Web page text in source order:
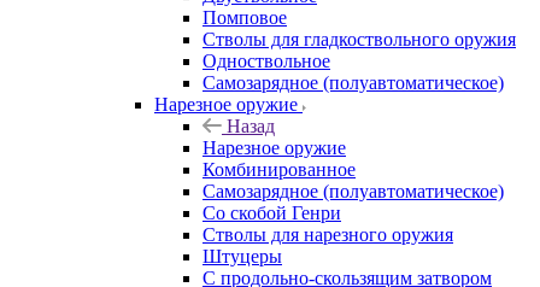
Помповое
Стволы для гладкоствольного оружия
Одноствольное
Самозарядное (полуавтоматическое)
Нарезное оружие
Назад
Нарезное оружие
Комбинированное
Самозарядное (полуавтоматическое)
Со скобой Генри
Стволы для нарезного оружия
Штуцеры
С продольно-скользящим затвором